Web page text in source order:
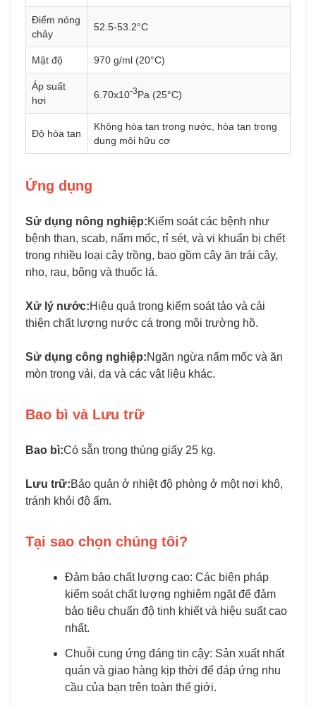
Điểm nóng
chảy
52.5-53.2°C
Mật độ 970 g/ml (20°C)
Áp suất
hơi
6.70x10-3Pa (25°C)
Độ hòa tan
Không hòa tan trong nước, hòa tan trong
dung môi hữu cơ
Ứng dụng
Sử dụng nông nghiệp:Kiểm soát các bệnh như
bệnh than, scab, nấm mốc, rỉ sét, và vi khuẩn bị chết
trong nhiều loại cây trồng, bao gồm cây ăn trái cây,
nho, rau, bông và thuốc lá.
Xử lý nước:Hiệu quả trong kiểm soát tảo và cải
thiện chất lượng nước cá trong môi trường hồ.
Sử dụng công nghiệp:Ngăn ngừa nấm mốc và ăn
mòn trong vải, da và các vật liệu khác.
Bao bì và Lưu trữ
Bao bì:Có sẵn trong thùng giấy 25 kg.
Lưu trữ:Bảo quản ở nhiệt độ phòng ở một nơi khô,
tránh khỏi độ ẩm.
Tại sao chọn chúng tôi?
Đảm bảo chất lượng cao: Các biện pháp
kiểm soát chất lượng nghiêm ngặt để đảm
bảo tiêu chuẩn độ tinh khiết và hiệu suất cao
nhất.
Chuỗi cung ứng đáng tin cậy: Sản xuất nhất
quán và giao hàng kịp thời để đáp ứng nhu
cầu của bạn trên toàn thế giới.